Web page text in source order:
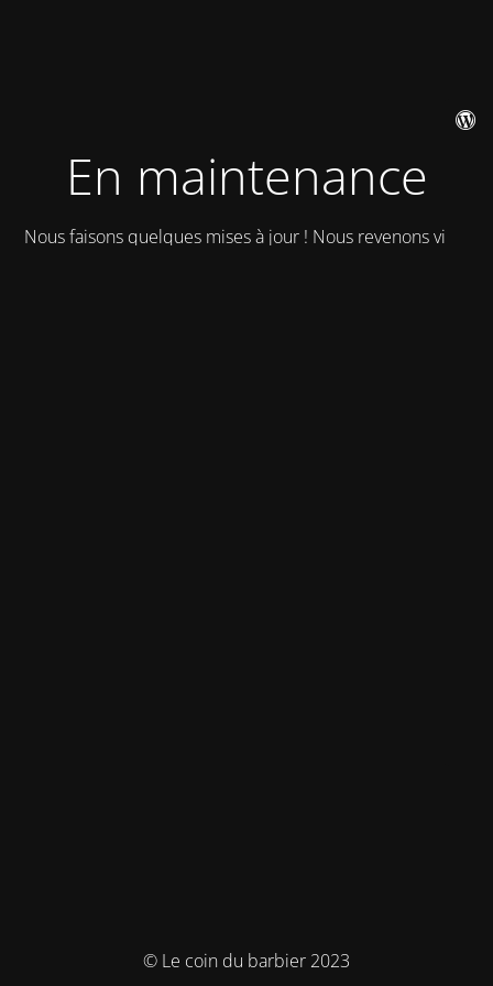
En maintenance
Nous faisons quelques mises à jour ! Nous revenons vite !
© Le coin du barbier 2023